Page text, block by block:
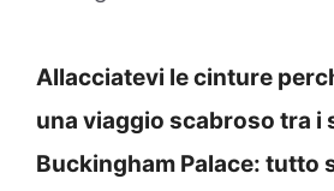
Allacciatevi le cinture
una viaggio scabroso tra i
Buckingham Palace: tutto